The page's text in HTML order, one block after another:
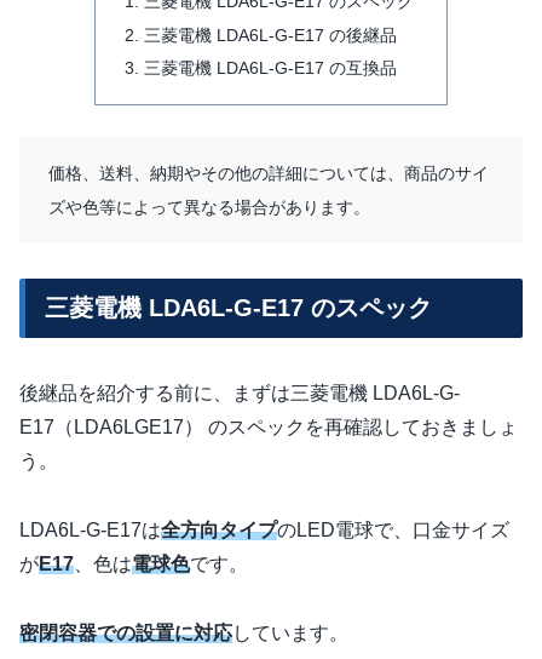
三菱電機 LDA6L-G-E17 の後継品
三菱電機 LDA6L-G-E17 の互換品
価格、送料、納期やその他の詳細については、商品のサイ
ズや色等によって異なる場合があります。
三菱電機 LDA6L-G-E17 のスペック
後継品を紹介する前に、まずは三菱電機 LDA6L-G-
E17（LDA6LGE17） のスペックを再確認しておきましょ
う。
LDA6L-G-E17は全方向タイプのLED電球で、口金サイズ
がE17 、色は電球色です。
密閉容器での設置に対応しています。